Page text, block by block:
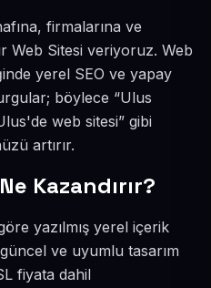
firmalarına ve
Web Sitesi veriyoruz. Web
yerel SEO ve yapay
böylece “Ulus
web sitesi” gibi
artırır.
Kazandırır?
yazılmış yerel içerik
ve uyumlu tasarım
fiyata dahil